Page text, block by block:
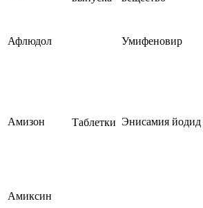
Афлюдол
Таблетки
Умифеновир
Амизон Энисамия йодид
Амиксин